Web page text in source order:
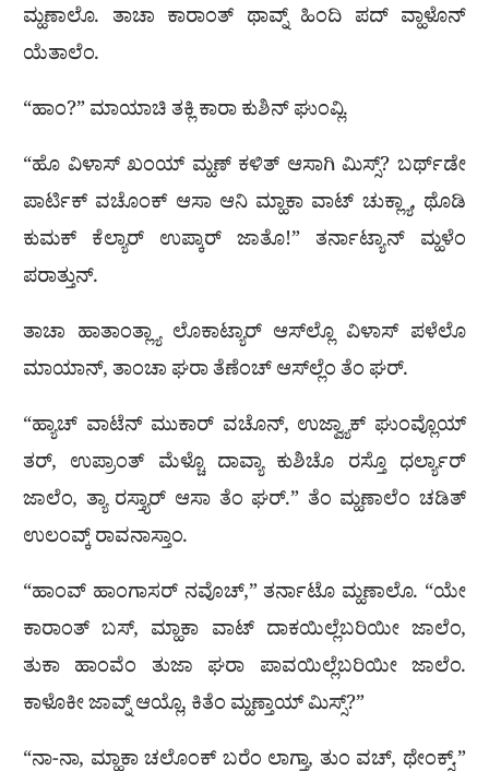
ಮ್ಹಣಾಲೊ. ತಾಚಾ ಕಾರಾಂತ್ ಥಾವ್ನ್ ಹಿಂದಿ ಪದ್ ವ್ಹಾಳೊನ್
ಯೆತಾಲೆಂ.
“ಹಾಂ?” ಮಾಯಾಚಿ ತಕ್ಲಿ ಕಾರಾ ಕುಶಿನ್ ಘುಂವ್ಲಿ.
“ಹೊ ವಿಳಾಸ್ ಖಂಯ್ ಮ್ಹಣ್ ಕಳಿತ್ ಆಸಾಗಿ ಮಿಸ್ಸ್? ಬರ್ಥ್‌ಡೇ
ಪಾರ್ಟಿಕ್ ವಚೊಂಕ್ ಆಸಾ ಆನಿ ಮ್ಹಾಕಾ ವಾಟ್ ಚುಕ್ಲ್ಯಾ, ಥೊಡಿ
ಕುಮಕ್ ಕೆಲ್ಯಾರ್ ಉಪ್ಕಾರ್ ಜಾತೊ!” ತರ್ನಾಟ್ಯಾನ್ ಮ್ಹಳೆಂ
ಪರಾತ್ತುನ್.
ತಾಚಾ ಹಾತಾಂತ್ಲ್ಯಾ ಲೊಕಾಟ್ಯಾರ್ ಆಸ್‌ಲ್ಲೊ ವಿಳಾಸ್ ಪಳೆಲೊ
ಮಾಯಾನ್, ತಾಂಚಾ ಘರಾ ತೆಣೆಂಚ್ ಆಸ್‌ಲ್ಲೆಂ ತೆಂ ಘರ್.
“ಹ್ಯಾಚ್ ವಾಟೆನ್ ಮುಕಾರ್ ವಚೊನ್, ಉಜ್ವ್ಯಾಕ್ ಘುಂವ್ಲೊಯ್
ತರ್, ಉಪ್ರಾಂತ್ ಮೆಳ್ಚೊ ದಾವ್ಯಾ ಕುಶಿಚೊ ರಸ್ತೊ ಧರ್ಲ್ಯಾರ್
ಜಾಲೆಂ, ತ್ಯಾ ರಸ್ತ್ಯಾರ್ ಆಸಾ ತೆಂ ಘರ್.” ತೆಂ ಮ್ಹಣಾಲೆಂ ಚಡಿತ್
ಉಲಂವ್ಕ್ ರಾವನಾಸ್ತಾಂ.
“ಹಾಂವ್ ಹಾಂಗಾಸರ್ ನವೊಚ್,” ತರ್ನಾಟೊ ಮ್ಹಣಾಲೊ. “ಯೇ
ಕಾರಾಂತ್ ಬಸ್, ಮ್ಹಾಕಾ ವಾಟ್ ದಾಕಯಿಲ್ಲೆಬರಿ‌ಯೀ ಜಾಲೆಂ,
ತುಕಾ ಹಾಂವೆಂ ತುಜಾ ಘರಾ ಪಾವಯಿಲ್ಲೆಬರಿಯೀ ಜಾಲೆಂ.
ಕಾಳೊಕೀ ಜಾವ್ನ್ ಆಯ್ಲೊ, ಕಿತೆಂ ಮ್ಹಣ್ತಾಯ್ ಮಿಸ್ಸ್?”
“ನಾ-ನಾ, ಮ್ಹಾಕಾ ಚಲೊಂಕ್ ಬರೆಂ ಲಾಗ್ತಾ, ತುಂ ವಚ್, ಥೇಂಕ್ಸ್.”